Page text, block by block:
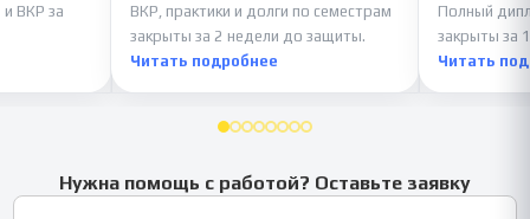
и ВКР за
ВКР, практики и долги по семестрам
закрыты за 2 недели до защиты.
Читать подробнее
Полный
закрыты за
Читать
Нужна помощь с работой? Оставьте заявку